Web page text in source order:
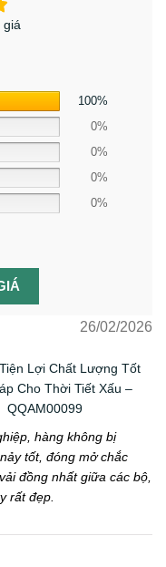
giá
100%
0%
0%
0%
0%
26/02/2026
Lợi Chất Lượng Tốt
Cho Thời Tiết Xấu –
QQAM00099
hàng không bị
tốt, đóng mở chắc
đồng nhất giữa các bộ,
rất đẹp.